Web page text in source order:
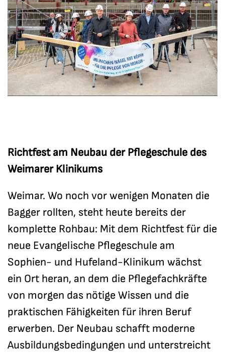
Richtfest am Neubau der Pflegeschule des
Weimarer Klinikums
Weimar. Wo noch vor wenigen Monaten die
Bagger rollten, steht heute bereits der
komplette Rohbau: Mit dem Richtfest für die
neue Evangelische Pflegeschule am
Sophien- und Hufeland-Klinikum wächst
ein Ort heran, an dem die Pflegefachkräfte
von morgen das nötige Wissen und die
praktischen Fähigkeiten für ihren Beruf
erwerben. Der Neubau schafft moderne
Ausbildungsbedingungen und unterstreicht